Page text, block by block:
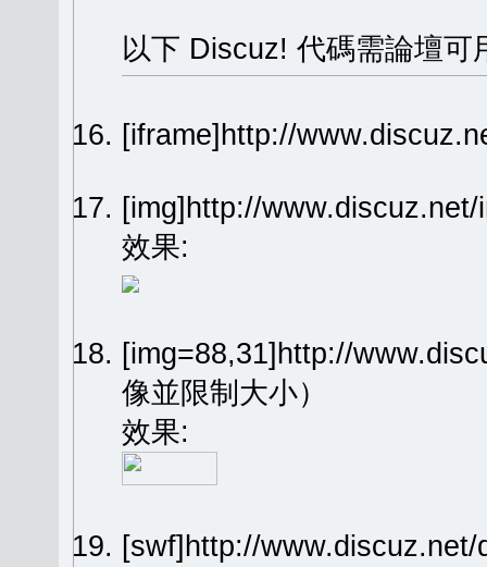
以下 Discuz! 代碼需論壇可
[iframe]http://
[img]http://
效果:
[img=88,31]http://
像並限制大小）
效果:
[swf]http://